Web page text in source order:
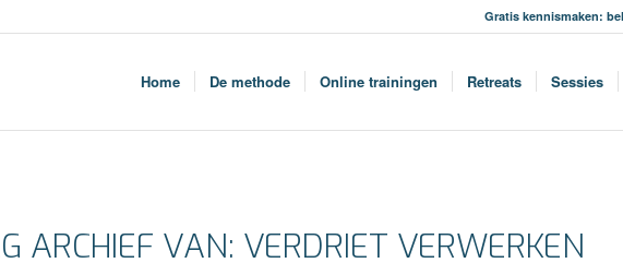
Gratis kennismaken:
Home De methode Online trainingen Retreats Sessies
ARCHIEF VAN: VERDRIET VERWERKEN